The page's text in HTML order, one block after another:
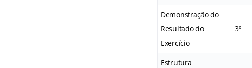
Demonstração do
Resultado do
Exercício
3º
Estrutura